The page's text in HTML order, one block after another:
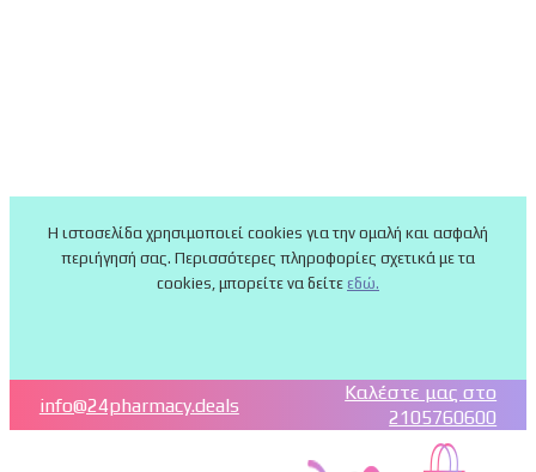
Η ιστοσελίδα χρησιμοποιεί cookies για την ομαλή και ασφαλή
περιήγησή σας. Περισσότερες πληροφορίες σχετικά με τα
cookies, μπορείτε να δείτε εδώ.
info@24pharmacy.deals
Καλέστε μας στο
2105760600